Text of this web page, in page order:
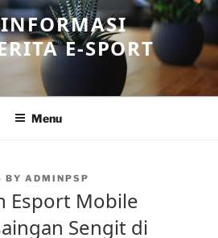
INFORMASI
E-SPORT
Menu
BY ADMINPSP
Esport Mobile
Sengit di